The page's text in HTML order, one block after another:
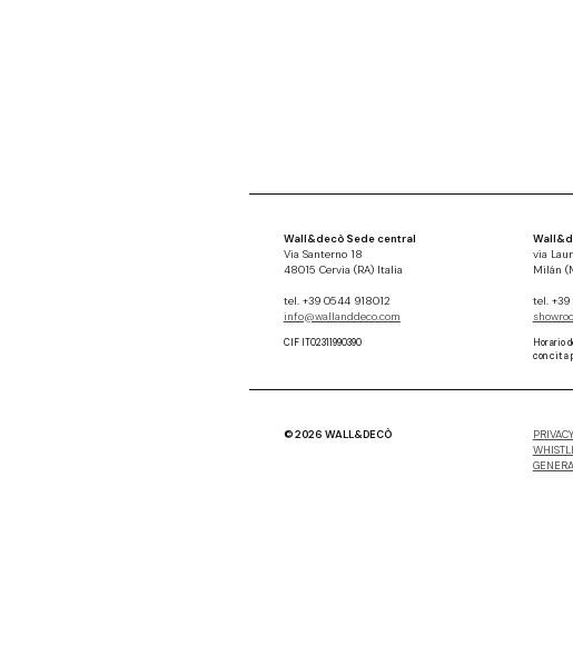
Wall&decò Sede central
Via Santerno 18
48015 Cervia (RA) Italia
tel. +39 0544 918012
info@wallanddeco.com
CIF IT02311990390
via
Milán
tel.
Horario
con cita
© 2026 WALL&DECÒ